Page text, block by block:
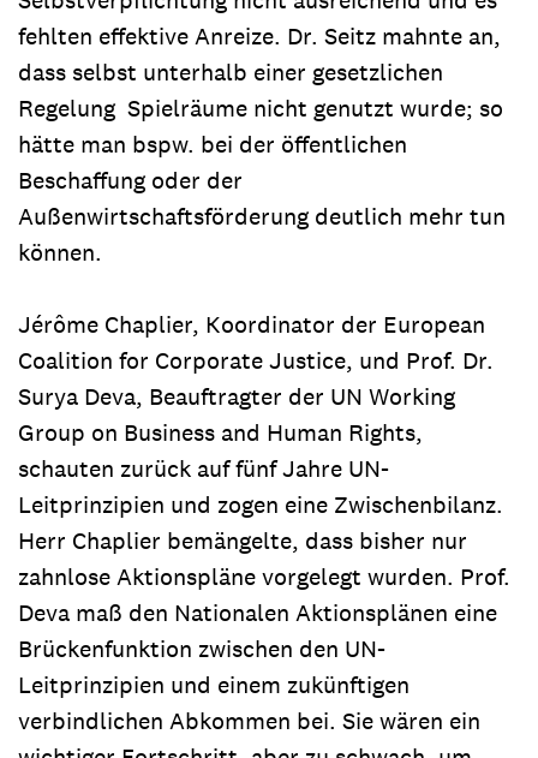
fehlten effektive Anreize. Dr. Seitz mahnte an,
dass selbst unterhalb einer gesetzlichen
Regelung Spielräume nicht genutzt wurde; so
hätte man bspw. bei der öffentlichen
Beschaffung oder der
Außenwirtschaftsförderung deutlich mehr tun
können.
Jérôme Chaplier, Koordinator der European
Coalition for Corporate Justice, und Prof. Dr.
Surya Deva, Beauftragter der UN Working
Group on Business and Human Rights,
schauten zurück auf fünf Jahre UN-
Leitprinzipien und zogen eine Zwischenbilanz.
Herr Chaplier bemängelte, dass bisher nur
zahnlose Aktionspläne vorgelegt wurden. Prof.
Deva maß den Nationalen Aktionsplänen eine
Brückenfunktion zwischen den UN-
Leitprinzipien und einem zukünftigen
verbindlichen Abkommen bei. Sie wären ein